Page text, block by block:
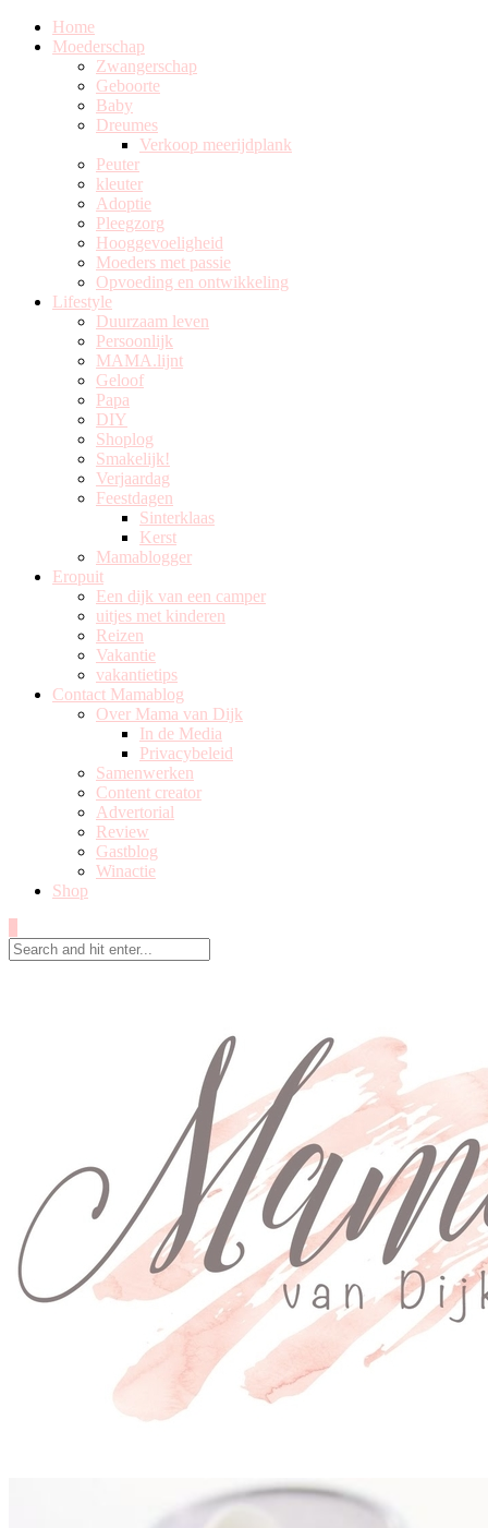
Home
Moederschap
Zwangerschap
Geboorte
Baby
Dreumes
Verkoop meerijdplank
Peuter
kleuter
Adoptie
Pleegzorg
Hooggevoeligheid
Moeders met passie
Opvoeding en ontwikkeling
Lifestyle
Duurzaam leven
Persoonlijk
MAMA.lijnt
Geloof
Papa
DIY
Shoplog
Smakelijk!
Verjaardag
Feestdagen
Sinterklaas
Kerst
Mamablogger
Eropuit
Een dijk van een camper
uitjes met kinderen
Reizen
Vakantie
vakantietips
Contact Mamablog
Over Mama van Dijk
In de Media
Privacybeleid
Samenwerken
Content creator
Advertorial
Review
Gastblog
Winactie
Shop